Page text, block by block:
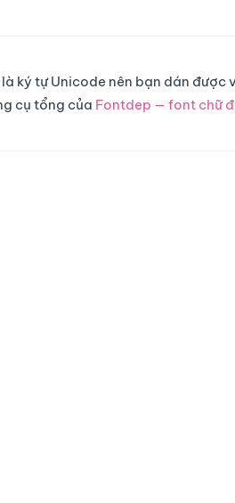
ký tự Unicode nên bạn dán được
cụ tổng của Fontdep — font chữ